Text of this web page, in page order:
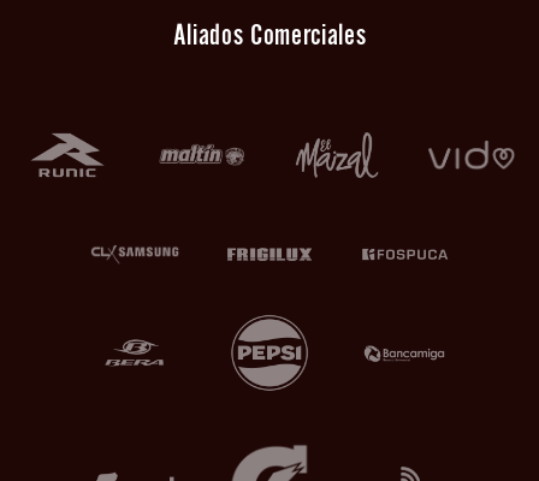
Aliados Comerciales